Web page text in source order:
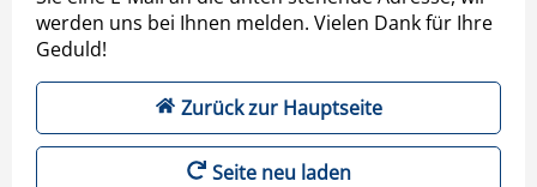
werden uns bei Ihnen melden. Vielen Dank für Ihre
Geduld!
Zurück zur Hauptseite
Seite neu laden